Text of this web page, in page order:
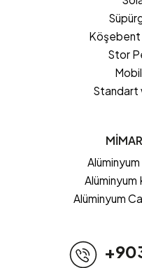
Köşebent
Stor
Standart
Alüminyum